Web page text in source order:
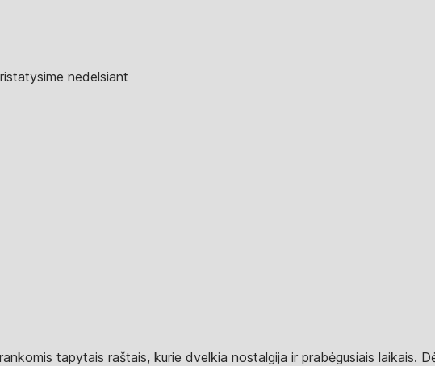
nedelsiant
tapytais raštais, kurie dvelkia nostalgija ir prabėgusiais laikais.